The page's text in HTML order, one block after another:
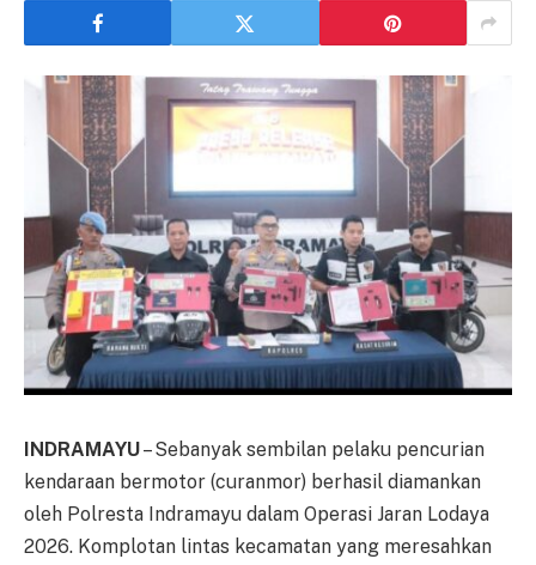
INDRAMAYU– Sebanyak sembilan pelaku pencurian
kendaraan bermotor (curanmor) berhasil diamankan
oleh Polresta Indramayu dalam Operasi Jaran Lodaya
2026. Komplotan lintas kecamatan yang meresahkan